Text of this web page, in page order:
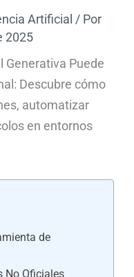
Artificial / Por
2025
Generativa Puede
Descubre cómo
automatizar
en entornos
de
No Oficiales